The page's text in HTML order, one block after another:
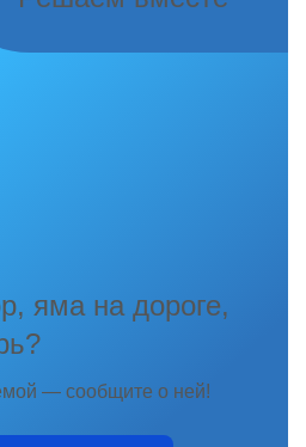
яма на дороге,
— сообщите о ней!